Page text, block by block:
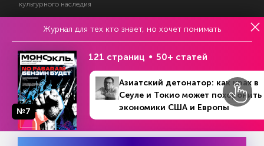
№14 (1382)
31 марта - 6 апреля 2025
В номере
культурного наследия
© 2017—2026 АНО «Творческий коллектив Эксперт»
Политика конфиденциальности
Условия использования материалов
Согласие на обработку персональных данных
Журнал для тех кто знает, но хочет понимать
№7
121 страниц 50+ статей
Азиатский детонатор: как крах в
Сеуле и Токио может похоронить
экономики США и Европы